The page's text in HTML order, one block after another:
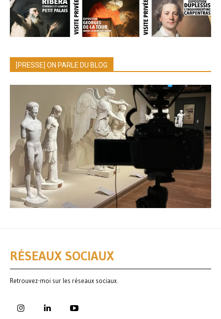
[PRESSE] ON PARLE DU BLOG
RÉSEAUX SOCIAUX
Retrouvez-moi sur les réseaux sociaux.